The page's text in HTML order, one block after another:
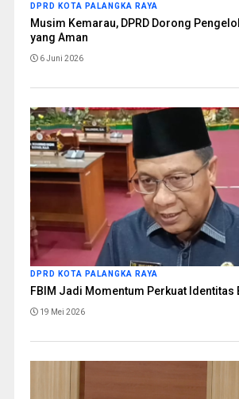
DPRD KOTA PALANGKA RAYA
Musim Kemarau, DPRD Dorong
yang Aman
6 Juni 2026
DPRD KOTA PALANGKA RAYA
FBIM Jadi Momentum Perkuat Identitas
19 Mei 2026